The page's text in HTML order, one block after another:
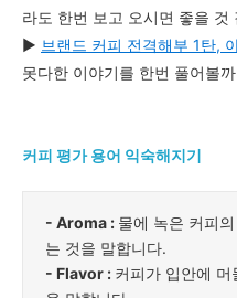
라도 한번 보고 오시면 좋을 것
▶ 브랜드 커피 전격해부 1탄,
못다한 이야기를 한번 풀어볼
커피 평가 용어 익숙해지기
- Aroma : 물에 녹은 커피
는 것을 말합니다.
- Flavor : 커피가 입안에